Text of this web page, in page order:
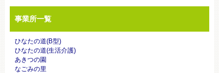
事業所一覧
ひなたの道(B型)
ひなたの道(生活介護)
あきつの園
なごみの里